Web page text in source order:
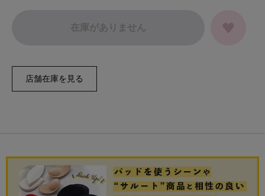
在庫がありません